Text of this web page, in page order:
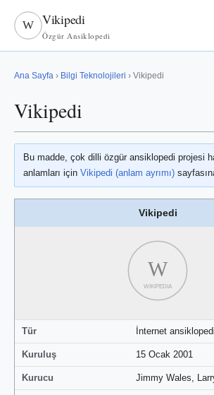
W Vikipedi
Özgür Ansiklopedi
Ana Sayfa › Bilgi Teknolojileri › Vikipedi
Vikipedi
Bu madde, çok dilli özgür ansiklopedi projesi
anlamları için Vikipedi (anlam ayrımı)
Vikipedi
W
WIKIPEDIA
Tür İnternet
Kuruluş 15 Ocak 2001
Kurucu Jimmy Wales,